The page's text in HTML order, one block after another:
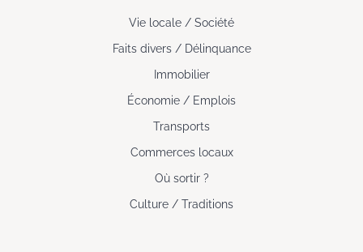
Vie locale / Société
Faits divers / Délinquance
Immobilier
Économie / Emplois
Transports
Commerces locaux
Où sortir ?
Culture / Traditions